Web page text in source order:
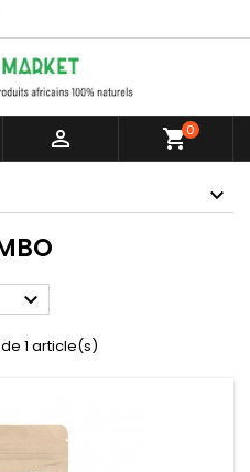
 shopping_cart0

1 article(s)